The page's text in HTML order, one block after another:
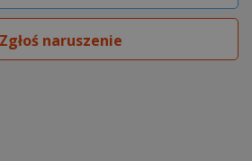
Zgłoś naruszenie